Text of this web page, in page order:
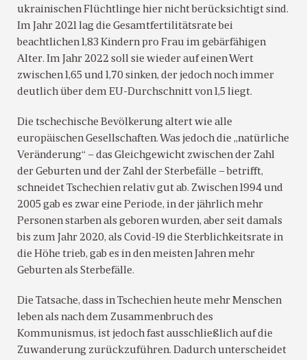
ukrainischen Flüchtlinge hier nicht berücksichtigt sind.
Im Jahr 2021 lag die Gesamtfertilitätsrate bei
beachtlichen 1,83 Kindern pro Frau im gebärfähigen
Alter. Im Jahr 2022 soll sie wieder auf einen Wert
zwischen 1,65 und 1,70 sinken, der jedoch noch immer
deutlich über dem EU-Durchschnitt von 1,5 liegt.
Die tschechische Bevölkerung altert wie alle
europäischen Gesellschaften. Was jedoch die „natürliche
Veränderung“ – das Gleichgewicht zwischen der Zahl
der Geburten und der Zahl der Sterbefälle – betrifft,
schneidet Tschechien relativ gut ab. Zwischen 1994 und
2005 gab es zwar eine Periode, in der jährlich mehr
Personen starben als geboren wurden, aber seit damals
bis zum Jahr 2020, als Covid-19 die Sterblichkeitsrate in
die Höhe trieb, gab es in den meisten Jahren mehr
Geburten als Sterbefälle.
Die Tatsache, dass in Tschechien heute mehr Menschen
leben als nach dem Zusammenbruch des
Kommunismus, ist jedoch fast ausschließlich auf die
Zuwanderung zurückzuführen. Dadurch unterscheidet